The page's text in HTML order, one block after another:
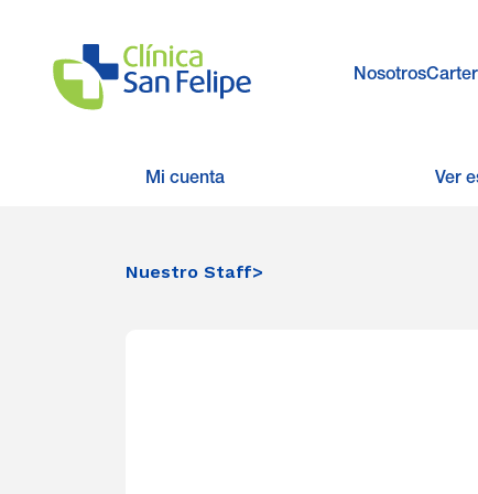
Nosotros
Mi cuenta Ver
Nuestro Staff>